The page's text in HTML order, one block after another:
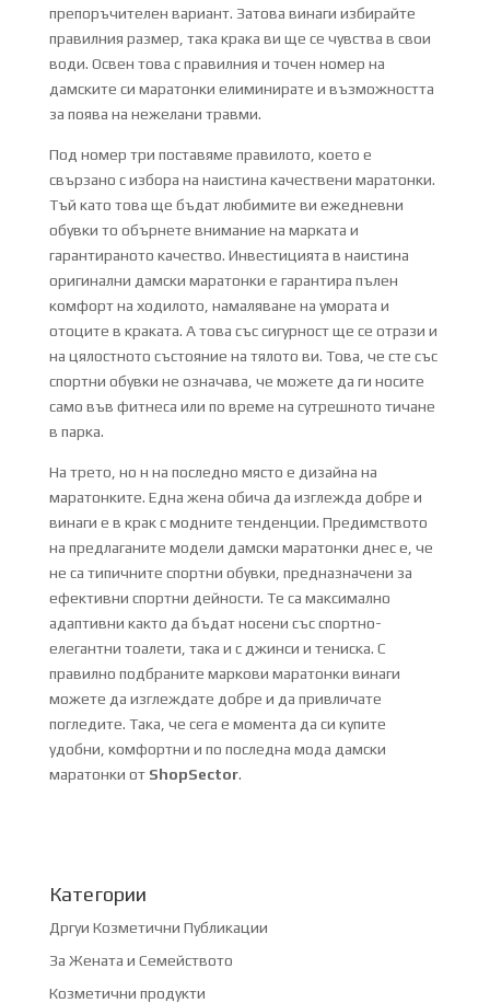
препоръчителен вариант. Затова винаги избирайте
правилния размер, така крака ви ще се чувства в свои
води. Освен това с правилния и точен номер на
дамските си маратонки елиминирате и възможността
за поява на нежелани травми.
Под номер три поставяме правилото, което е
свързано с избора на наистина качествени маратонки.
Тъй като това ще бъдат любимите ви ежедневни
обувки то обърнете внимание на марката и
гарантираното качество. Инвестицията в наистина
оригинални дамски маратонки е гарантира пълен
комфорт на ходилото, намаляване на умората и
отоците в краката. А това със сигурност ще се отрази и
на цялостното състояние на тялото ви. Това, че сте със
спортни обувки не означава, че можете да ги носите
само във фитнеса или по време на сутрешното тичане
в парка.
На трето, но н на последно място е дизайна на
маратонките. Една жена обича да изглежда добре и
винаги е в крак с модните тенденции. Предимството
на предлаганите модели дамски маратонки днес е, че
не са типичните спортни обувки, предназначени за
ефективни спортни дейности. Те са максимално
адаптивни както да бъдат носени със спортно-
елегантни тоалети, така и с джинси и тениска. С
правилно подбраните маркови маратонки винаги
можете да изглеждате добре и да привличате
погледите. Така, че сега е момента да си купите
удобни, комфортни и по последна мода дамски
маратонки от ShopSector.
Категории
Дргуи Козметични Публикации
За Жената и Семейството
Козметични продукти